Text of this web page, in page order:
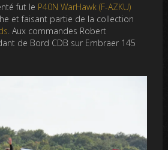
fut le P40N WarHawk (F-AZKU)
et faisant partie de la collection
. Aux commandes Robert
de Bord CDB sur Embraer 145